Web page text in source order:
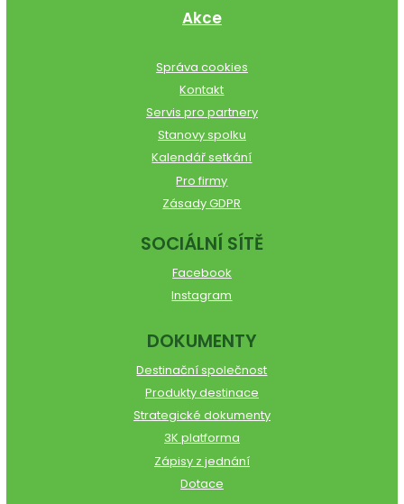
Akce
Správa cookies
Kontakt
Servis pro partnery
Stanovy spolku
Kalendář setkání
Pro firmy
Zásady GDPR
SOCIÁLNÍ SÍTĚ
Facebook
Instagram
DOKUMENTY
Destinační společnost
Produkty destinace
Strategické dokumenty
3K platforma
Zápisy z jednání
Dotace